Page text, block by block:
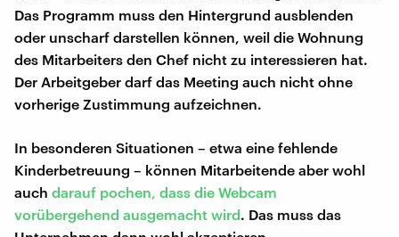
Das Programm muss den Hintergrund ausblenden
oder unscharf darstellen können, weil die Wohnung
des Mitarbeiters den Chef nicht zu interessieren hat.
Der Arbeitgeber darf das Meeting auch nicht ohne
vorherige Zustimmung aufzeichnen.
In besonderen Situationen – etwa eine fehlende
Kinderbetreuung – können Mitarbeitende aber wohl
auch darauf pochen, dass die Webcam
vorübergehend ausgemacht wird. Das muss das